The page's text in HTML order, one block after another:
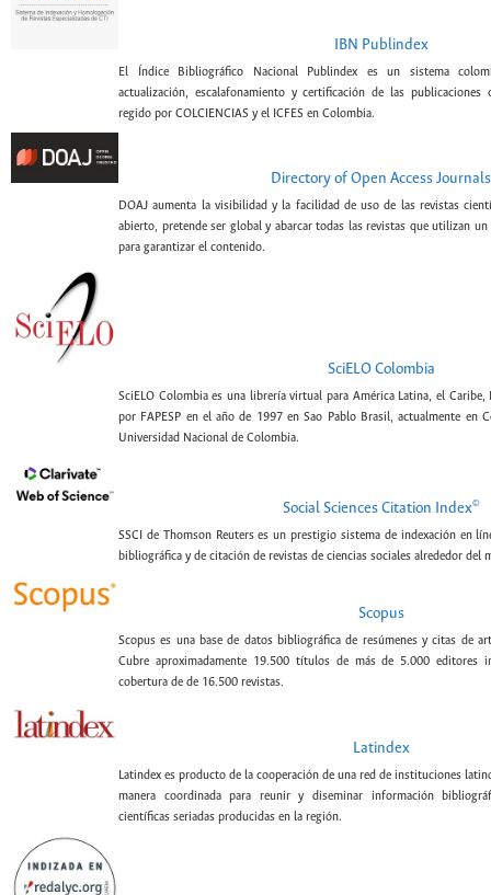
IBN Publindex
El Índice Bibliográfico Nacional Publindex es un sistema
actualización, escalafonamiento y certificación de las publicaciones
regido por COLCIENCIAS y el ICFES en Colombia.
Directory of Open Access Journals
DOAJ aumenta la visibilidad y la facilidad de uso de las revistas
abierto, pretende ser global y abarcar todas las revistas que utilizan
para garantizar el contenido.
SciELO Colombia
SciELO Colombia es una librería virtual para América Latina, el Caribe,
por FAPESP en el año de 1997 en Sao Pablo Brasil, actualmente en
Universidad Nacional de Colombia.
Social Sciences Citation Index©
SSCI de Thomson Reuters es un prestigio sistema de indexación en
bibliográfica y de citación de revistas de ciencias sociales alrededor del
Scopus
Scopus es una base de datos bibliográfica de resúmenes y citas de
Cubre aproximadamente 19.500 títulos de más de 5.000 editores
cobertura de de 16.500 revistas.
Latindex
Latindex es producto de la cooperación de una red de instituciones
manera coordinada para reunir y diseminar información
científicas seriadas producidas en la región.